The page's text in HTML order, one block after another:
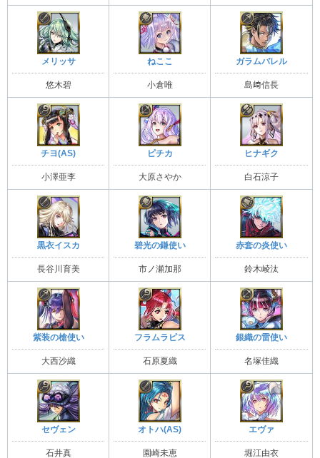
メリッサ
悠木碧
ねここ
小倉唯
ガラムバレル
島﨑信長
チヨ(AS)
小澤亜李
ピチカ
大原さやか
ヒナギク
白石涼子
黒衣イスカ
長谷川育美
碧光の鎌使い
市ノ瀬加那
赤套の炎使い
鈴木崚汰
紫装の槍使い
大西沙織
フラムラピス
石原夏織
銀織の雷使い
名塚佳織
セヴェン
石井真
オトハ(AS)
園崎未恵
エヴァ
堀江由衣